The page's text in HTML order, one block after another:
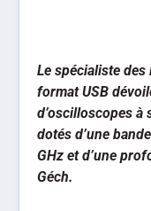
Le spécialiste
format USB
d’oscilloscopes à
dotés d’une
GHz et d’une
Géch.